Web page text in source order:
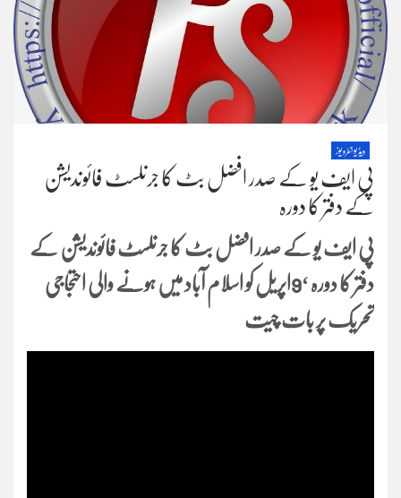
ویڈیو انٹرویوز
پی ایف یو کے صدر افضل بٹ کا جرنلسٹ فائوندیشن
کے دفتر کا دورہ
پی ایف یو کے صدر افضل بٹ کا جرنلسٹ فائوندیشن کے
دفتر کا دورہ ‘9اپریل کو اسلام آباد میں ہونے والی احتجاجی
تحریک پر بات چیت